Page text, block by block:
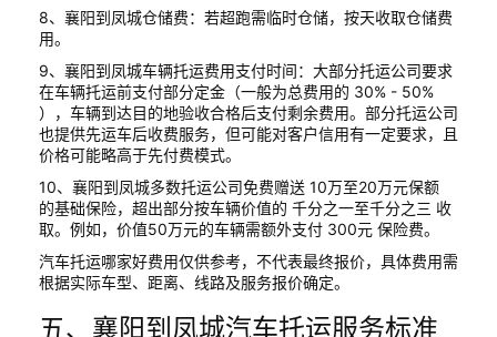
8、襄阳到凤城仓储费：若超跑需临时仓储，按天收取仓储费
用。
9、襄阳到凤城车辆托运费用支付时间：大部分托运公司要求
在车辆托运前支付部分定金（一般为总费用的 30% - 50%
），车辆到达目的地验收合格后支付剩余费用。部分托运公司
也提供先运车后收费服务，但可能对客户信用有一定要求，且
价格可能略高于先付费模式。
10、襄阳到凤城多数托运公司免费赠送 10万至20万元保额
的基础保险，超出部分按车辆价值的 千分之一至千分之三 收
取。例如，价值50万元的车辆需额外支付 300元 保险费。
汽车托运哪家好费用仅供参考，不代表最终报价，具体费用需
根据实际车型、距离、线路及服务报价确定。
五、襄阳到凤城汽车托运服务标准